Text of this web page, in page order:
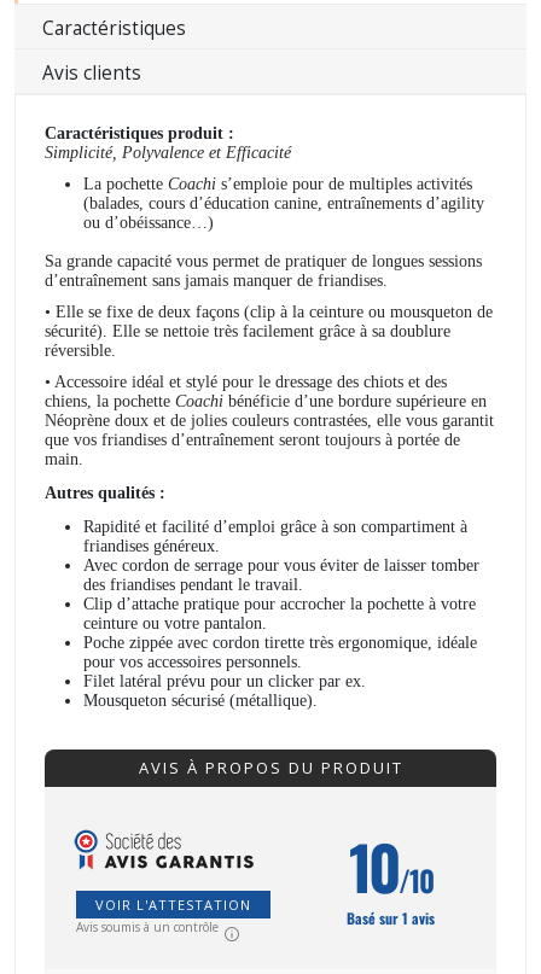
Caractéristiques
Avis clients
Caractéristiques produit :
Simplicité, Polyvalence et Efficacité
La pochette Coachi s’emploie pour de multiples activités
(balades, cours d’éducation canine, entraînements d’agility
ou d’obéissance…)
Sa grande capacité vous permet de pratiquer de longues sessions
d’entraînement sans jamais manquer de friandises.
• Elle se fixe de deux façons (clip à la ceinture ou mousqueton de
sécurité). Elle se nettoie très facilement grâce à sa doublure
réversible.
• Accessoire idéal et stylé pour le dressage des chiots et des
chiens, la pochette Coachi bénéficie d’une bordure supérieure en
Néoprène doux et de jolies couleurs contrastées, elle vous garantit
que vos friandises d’entraînement seront toujours à portée de
main.
Autres qualités :
Rapidité et facilité d’emploi grâce à son compartiment à
friandises généreux.
Avec cordon de serrage pour vous éviter de laisser tomber
des friandises pendant le travail.
Clip d’attache pratique pour accrocher la pochette à votre
ceinture ou votre pantalon.
Poche zippée avec cordon tirette très ergonomique, idéale
pour vos accessoires personnels.
Filet latéral prévu pour un clicker par ex.
Mousqueton sécurisé (métallique).
AVIS À PROPOS DU PRODUIT
VOIR L'ATTESTATION
Avis soumis à un contrôle
10/10
Basé sur 1 avis